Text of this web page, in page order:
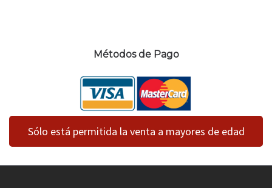
Métodos de Pago
Sólo está permitida la venta a mayores de edad